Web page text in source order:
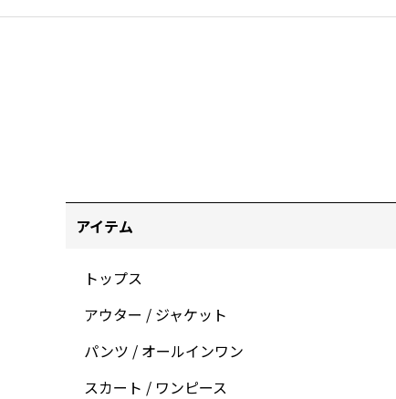
アイテム
トップス
アウター / ジャケット
パンツ / オールインワン
スカート / ワンピース